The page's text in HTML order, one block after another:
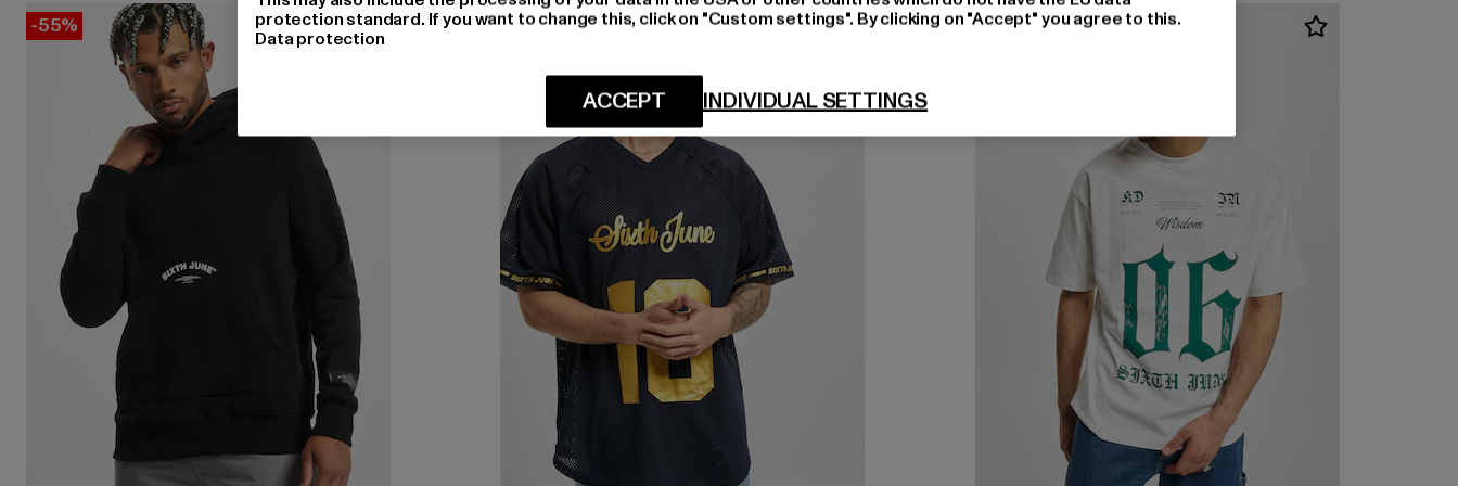
-55% -60% -58%
protection standard. If you want to change this, click on "Custom settings". By clicking on "Accept" you agree to this.
Data protection
INDIVIDUAL SETTINGS
ACCEPT